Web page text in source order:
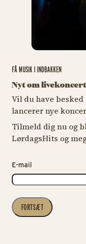
FÅ MUSIK I INDBAKKEN
Nyt om
Vil du have
lancerer nye
Tilmeld dig nu og
LørdagsHits og
E-mail
FORTSÆT